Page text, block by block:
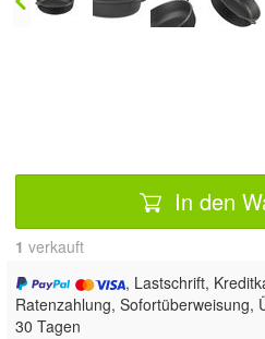
In den
1 verkauft
, Lastschrift,
Ratenzahlung, Sofortüberweisung,
30 Tagen